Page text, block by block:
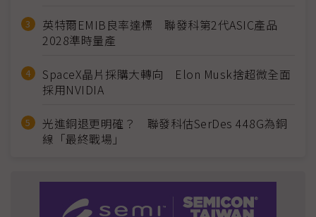
英特爾EMIB良率達標 聯發科第2代ASIC產品
2028準時量產
SpaceX晶片採購大轉向 Elon Musk捨超微全面
採用NVIDIA
光進銅退更明確？ 聯發科估SerDes 448G為銅
線「最終戰場」